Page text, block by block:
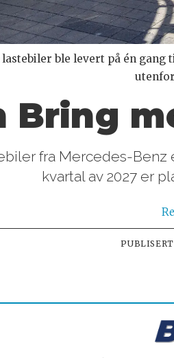
lastebiler ble levert på én
Bring
fra Mercedes-
kvartal av 2027 er
PUBLISERT